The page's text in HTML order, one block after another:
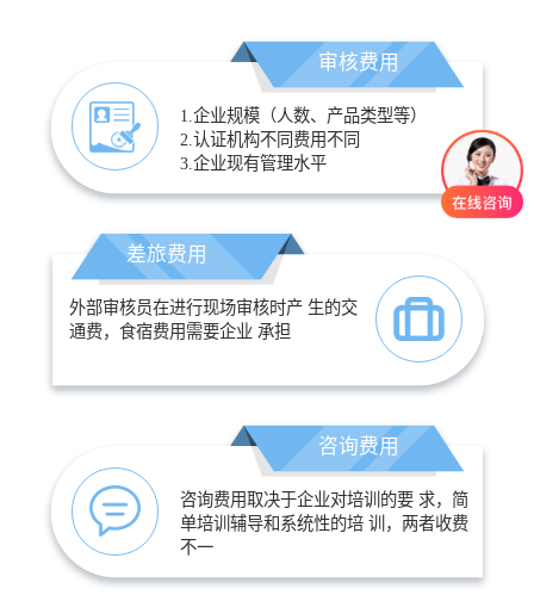
审核费用
1.企业规模（人数、产品类型等）
2.认证机构不同费用不同
3.企业现有管理水平
差旅费用
外部审核员在进行现场审核时产 生的交
通费，食宿费用需要企业 承担
咨询费用
咨询费用取决于企业对培训的要 求，简
单培训辅导和系统性的培 训，两者收费
不一